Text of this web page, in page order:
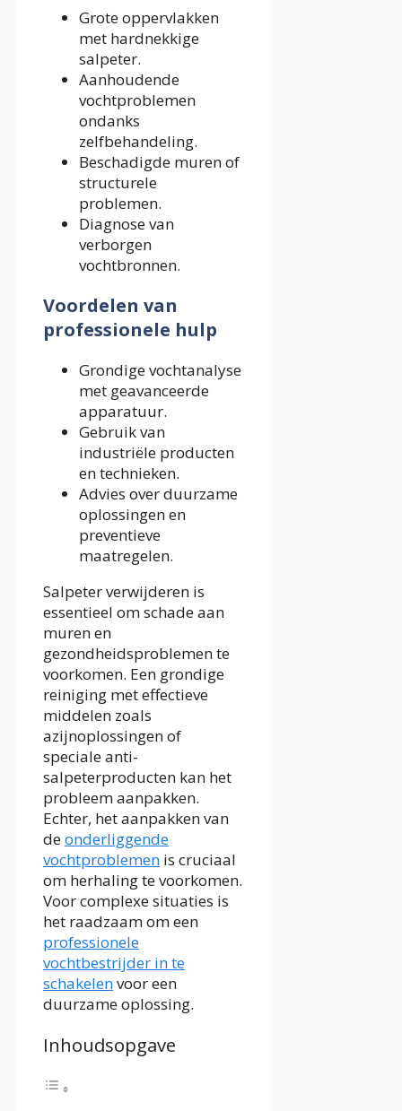
Grote oppervlakken
met hardnekkige
salpeter.
Aanhoudende
vochtproblemen
ondanks
zelfbehandeling.
Beschadigde muren of
structurele
problemen.
Diagnose van
verborgen
vochtbronnen.
Voordelen van
professionele hulp
Grondige vochtanalyse
met geavanceerde
apparatuur.
Gebruik van
industriële producten
en technieken.
Advies over duurzame
oplossingen en
preventieve
maatregelen.
Salpeter verwijderen is
essentieel om schade aan
muren en
gezondheidsproblemen te
voorkomen. Een grondige
reiniging met effectieve
middelen zoals
azijnoplossingen of
speciale anti-
salpeterproducten kan het
probleem aanpakken.
Echter, het aanpakken van
deonderliggende
vochtproblemen is cruciaal
om herhaling te voorkomen.
Voor complexe situaties is
het raadzaam om een
professionele
vochtbestrijder in te
schakelenvoor een
duurzame oplossing.
Inhoudsopgave